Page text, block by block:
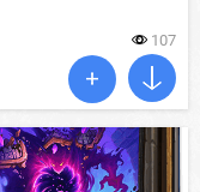
107